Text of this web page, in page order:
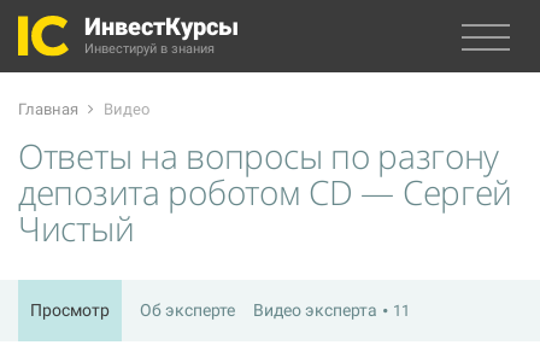
ИнвестКурсы
Инвестируй в знания
Главная Видео
Ответы на вопросы по разгону
депозита роботом CD — Сергей
Чистый
Просмотр Об эксперте Видео эксперта 11